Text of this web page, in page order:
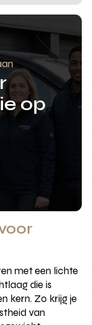
op
met een lichte
die is
kern. Zo krijg je
van